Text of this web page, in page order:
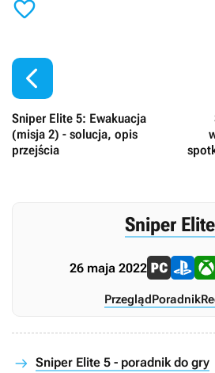


Sniper Elite 5: Ewakuacja
(misja 2) - solucja, opis
przejścia
Sniper
26 maja 2022
PrzeglądPoradnik
Sniper Elite 5 - poradnik do gry